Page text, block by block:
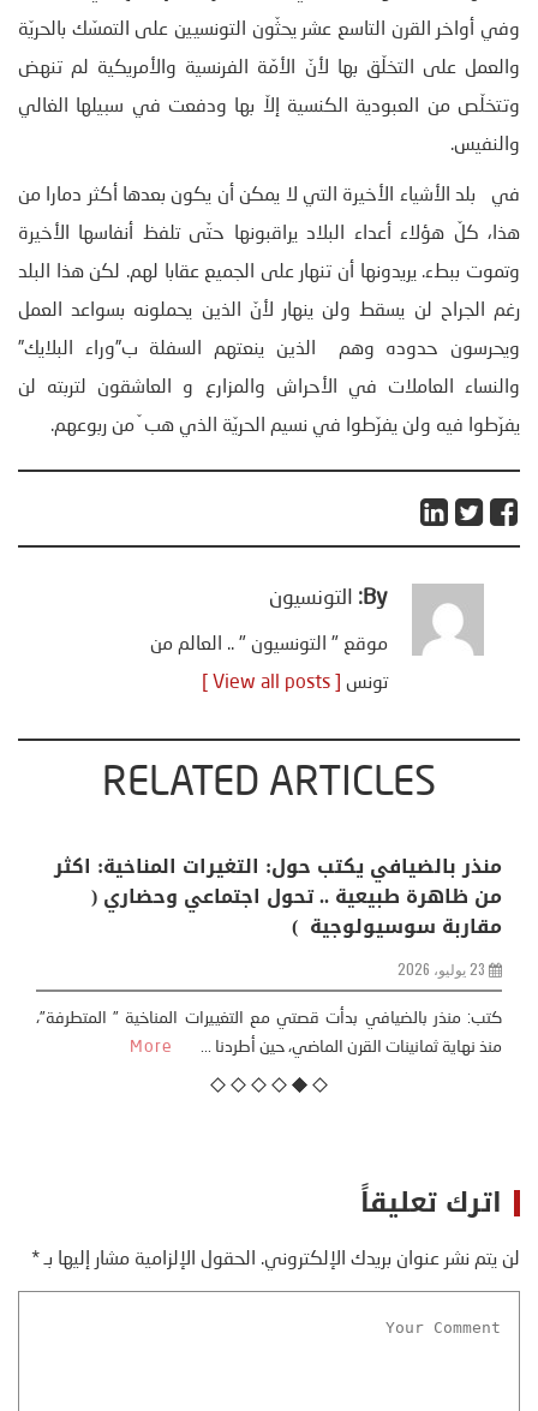
وفي أواخر القرن التاسع عشر يحثّون التونسيين على التمسّك بالحريّة
والعمل على التخلّق بها لأنّ الأمّة الفرنسية والأمريكية لم تنهض
وتتخلّص من العبودية الكنسية إلاّ بها ودفعت في سبيلها الغالي
والنفيس.
في بلد الأشياء الأخيرة التي لا يمكن أن يكون بعدها أكثر دمارا من
هذا، كلّ هؤلاء أعداء البلاد يراقبونها حتّى تلفظ أنفاسها الأخيرة
وتموت ببطء. يريدونها أن تنهار على الجميع عقابا لهم. لكن هذا البلد
رغم الجراح لن يسقط ولن ينهار لأنّ الذين يحملونه بسواعد العمل
ويحرسون حدوده وهم الذين ينعتهم السفلة ب”وراء البلايك”
والنساء العاملات في الأحراش والمزارع و العاشقون لتربته لن
يفرّطوا فيه ولن يفرّطوا في نسيم الحريّة الذي هب ّ من ربوعهم.
By: التونسيون
موقع " التونسيون " .. العالم من
تونس
RELATED ARTICLES
منذر بالضيافي يكتب حول: التغيرات المناخية: اكثر
من ظاهرة طبيعية .. تحول اجتماعي وحضاري (
مقاربة سوسيولوجية )
23 يوليو، 2026
كتب: منذر بالضيافي بدأت قصتي مع التغييرات المناخية ” المتطرفة”،
منذ نهاية ثمانينات القرن الماضي، حين أطردنا ...
More
اترك تعليقاً
لن يتم نشر عنوان بريدك الإلكتروني. الحقول الإلزامية مشار إليها بـ*